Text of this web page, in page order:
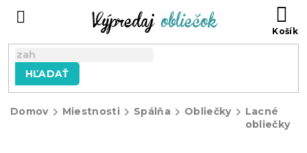
HĽADAŤ
Domov Miestnosti Spálňa Obliečky
Lacné
obliečky